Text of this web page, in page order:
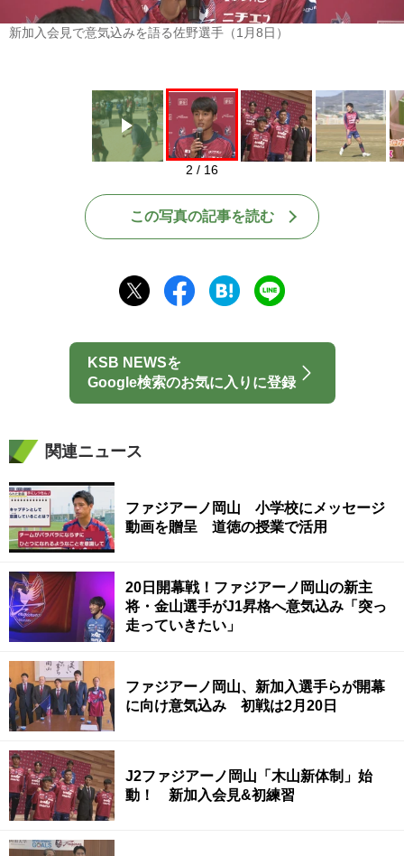
新加入会見で意気込みを語る佐野選手（1月8日）
2 / 16
この写真の記事を読む
KSB NEWSを
Google検索のお気に入りに登録
関連ニュース
ファジアーノ岡山 小学校にメッセージ
動画を贈呈 道徳の授業で活用
20日開幕戦！ファジアーノ岡山の新主
将・金山選手がJ1昇格へ意気込み「突っ
走っていきたい」
ファジアーノ岡山、新加入選手らが開幕
に向け意気込み 初戦は2月20日
J2ファジアーノ岡山「木山新体制」始
動！ 新加入会見&初練習